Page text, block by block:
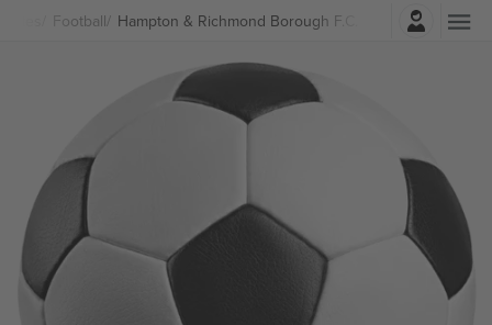
Football Hampton & Richmond Borough F.C. Ingressos
Entrar